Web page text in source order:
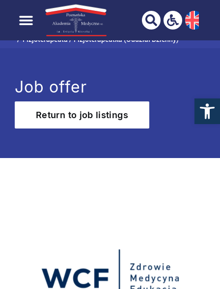
Skip to
YOUR BROWSER IS NOT FULLY SUPPORTED!
Home page Graduate
Job offers
Fizjoterapeuta / Fizjoterapeutka (Oddział Dzienny)
Job offer
Return to job listings